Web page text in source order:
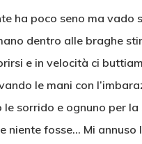
ha poco seno ma vado
dentro alle braghe
e in velocità ci
le mani con
sorrido e ognuno per
niente fosse… Mi